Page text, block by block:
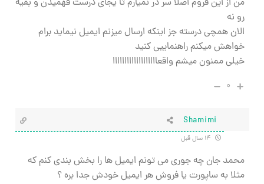
من از این فروم اصلا سر در نمیارم تا یجای درست فهمیدن و بقیه
رو نه
الان همچی درسته جز اینکه ارسال میزنم ایمیل نیماید برام
خواهش میکنم راهنماییی کنید
خیلی ممنون میشم واقعااااااااااااااااااا
۰
Shamimi
محمد جان چه جوری می تونم ایمیل ها را بخش بندی کنم که
مثلا به ساپورت یا فروش هر ایمیل خودش جدا بره ؟